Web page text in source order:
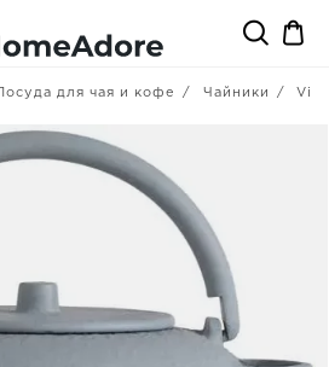
Посуда для чая и кофе Чайники